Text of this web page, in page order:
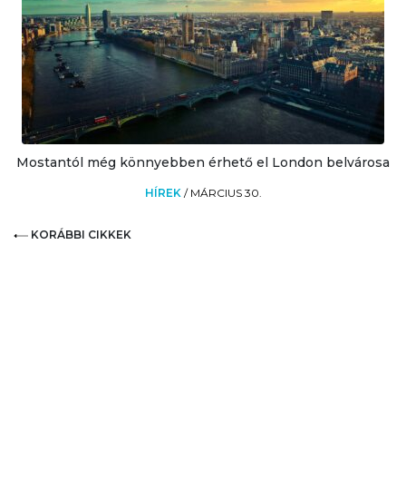
Mostantól még könnyebben érhető el London belvárosa
HÍREK / MÁRCIUS 30.
KORÁBBI CIKKEK